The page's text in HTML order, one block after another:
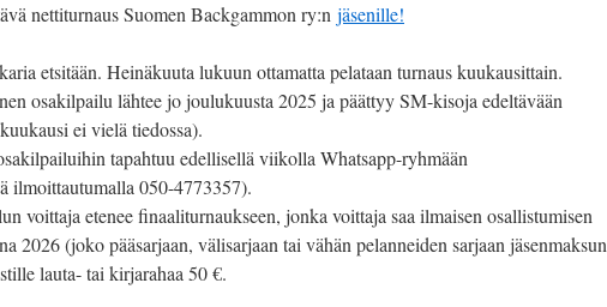
nettiturnaus Suomen Backgammon ry:n jäsenille!
etsitään. Heinäkuuta lukuun ottamatta pelataan turnaus kuukausittain.
osakilpailu lähtee jo joulukuusta 2025 ja päättyy SM-kisoja edeltävään
ei vielä tiedossa).
tapahtuu edellisellä viikolla Whatsapp-ryhmään
ilmoittautumalla 050-4773357).
voittaja etenee finaaliturnaukseen, jonka voittaja saa ilmaisen osallistumisen
2026 (joko pääsarjaan, välisarjaan tai vähän pelanneiden sarjaan jäsenmaksun
lauta- tai kirjarahaa 50 €.